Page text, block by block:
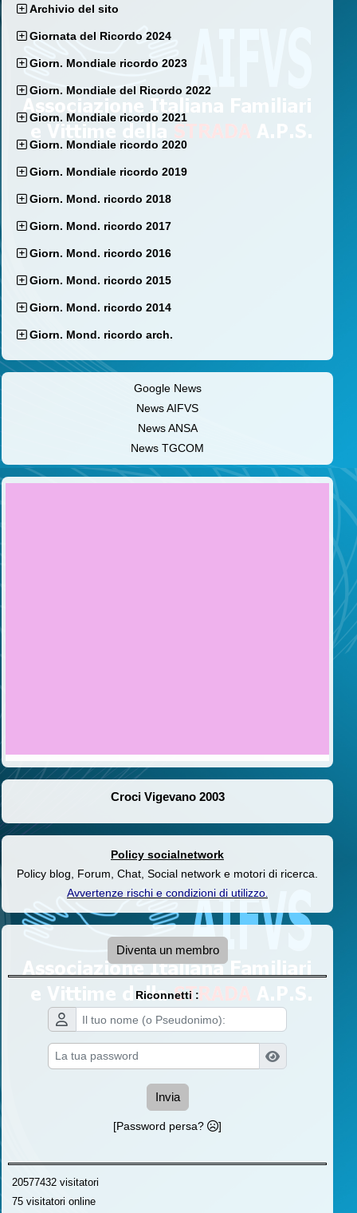
Archivio del sito
Giornata del Ricordo 2024
Giorn. Mondiale ricordo 2023
Giorn. Mondiale del Ricordo 2022
Giorn. Mondiale ricordo 2021
Giorn. Mondiale ricordo 2020
Giorn. Mondiale ricordo 2019
Giorn. Mond. ricordo 2018
Giorn. Mond. ricordo 2017
Giorn. Mond. ricordo 2016
Giorn. Mond. ricordo 2015
Giorn. Mond. ricordo 2014
Giorn. Mond. ricordo arch.
Google News
News AIFVS
News ANSA
News TGCOM
Croci Vigevano 2003
Policy socialnetwork
Policy blog, Forum, Chat, Social network e motori di ricerca.
Avvertenze rischi e condizioni di utilizzo.
Diventa un membro
Riconnetti :
Invia
[Password persa? ]
20577432 visitatori
75 visitatori online